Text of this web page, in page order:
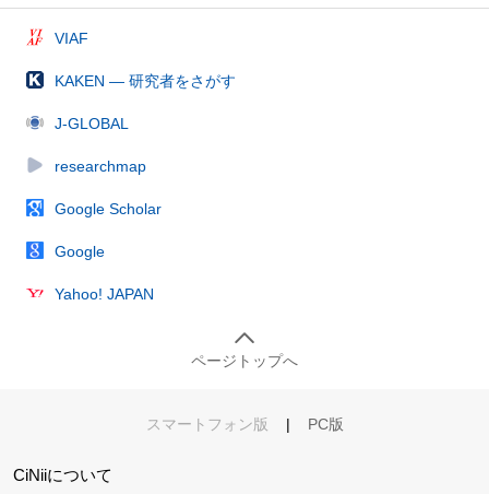
VIAF
KAKEN — 研究者をさがす
J-GLOBAL
researchmap
Google Scholar
Google
Yahoo! JAPAN
ページトップへ
スマートフォン版 | PC版
CiNiiについて